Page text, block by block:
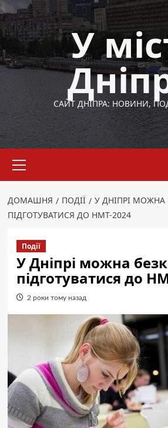
Перейти
до
вмісту
У
САЙТ ДНІПРА: НОВИНИ,
меню
ДОМАШНЯ ПОДІЇ
У ДНІПРІ
ПІДГОТУВАТИСЯ ДО НМТ-2024
Події
У Дніпрі можна
підготуватися до
2 роки тому назад